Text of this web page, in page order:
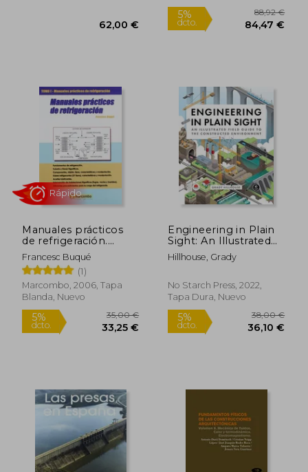
62,00 €
5%
dcto. 84,47
Manuales prácticos
de refrigeración.
Tomo 1
Francesc Buqué
(1)
Marcombo, 2006, Tapa
Blanda, Nuevo
Rápido
Engineering in Plain
Sight: An Illustrated
Field Guide to the
Constructed
Inglés)
Hillhouse, Grady
No Starch Press, 2022,
Tapa Dura, Nuevo